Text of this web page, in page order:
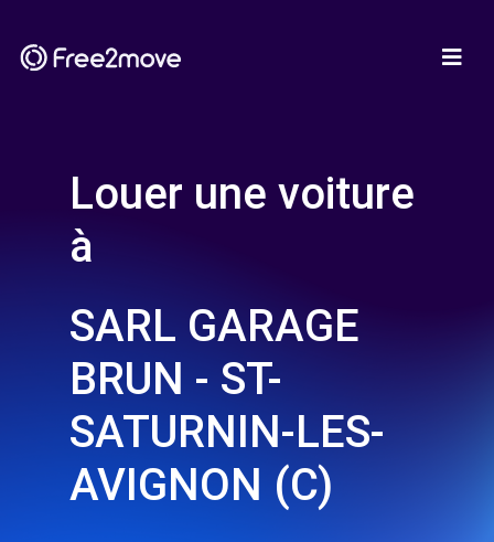
Louer une voiture
à
SARL GARAGE
BRUN - ST-
SATURNIN-LES-
AVIGNON (C)